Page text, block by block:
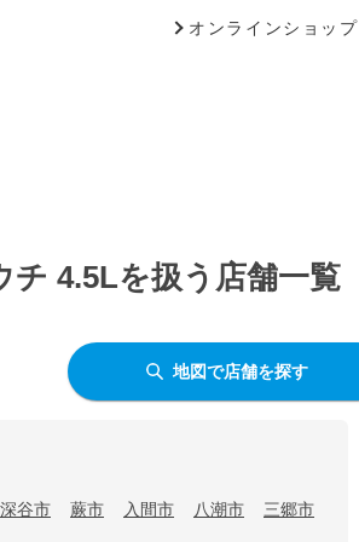
オンラインショップ
4.5Lを扱う店舗一覧
地図で店舗を探す
深谷市 蕨市 入間市 八潮市 三郷市